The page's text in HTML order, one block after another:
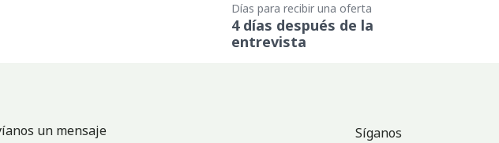
Días para recibir una oferta
4 días después de la
entrevista
un mensaje Síganos